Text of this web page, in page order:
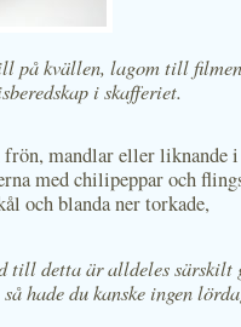
på kvällen, lagom till
i skafferiet.
frön, mandlar eller liknande
med chilipeppar och
och blanda ner torkade,
till detta är alldeles särskilt
hade du kanske ingen